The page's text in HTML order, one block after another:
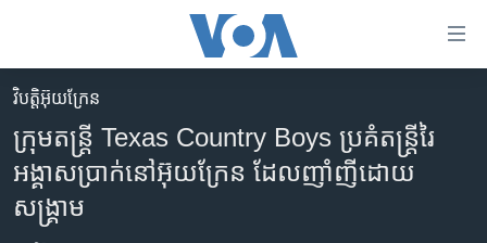
គេហទំព័រ​
រំលង​
និង​
ចូល​
កម្ពុជា
អន្តរជាតិ
អាមេរិក
វិបត្តិអ៊ុយក្រែន
ក្រុម​តន្រ្តី Texas Country Boys ប្រគំ​តន្ត្រី​រៃ
អង្គាស​ប្រាក់​នៅ​អ៊ុយក្រែន ដែល​ញាំញី​ដោយ​
សង្រ្គាម